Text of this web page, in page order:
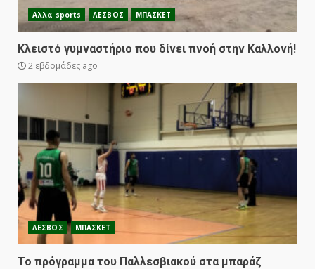
Αλλα sports ΛΕΣΒΟΣ ΜΠΑΣΚΕΤ
Κλειστό γυμναστήριο που δίνει πνοή στην Καλλονή!
2 εβδομάδες ago
ΛΕΣΒΟΣ ΜΠΑΣΚΕΤ
Το πρόγραμμα του Παλλεσβιακού στα μπαράζ